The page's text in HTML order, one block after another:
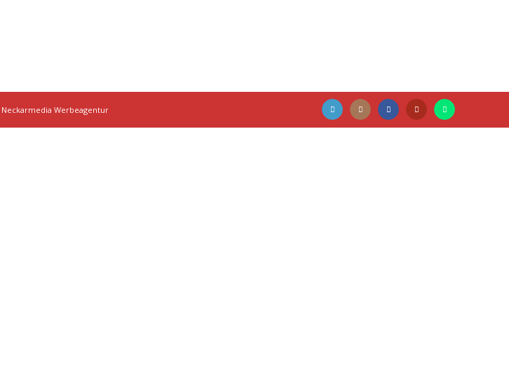
Neckarmedia Werbeagentur